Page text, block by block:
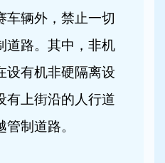
车辆外，禁止一切
道路。其中，非机
设有机非硬隔离设
有上街沿的人行道
制道路。